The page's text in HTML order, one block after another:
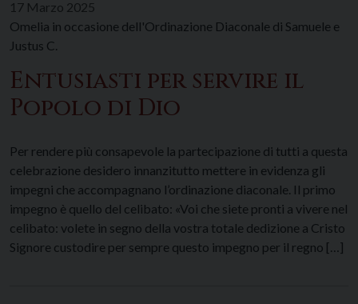
17 Marzo 2025
Omelia in occasione dell'Ordinazione Diaconale di Samuele e
Justus C.
Entusiasti per servire il
Popolo di Dio
Per rendere più consapevole la partecipazione di tutti a questa
celebrazione desidero innanzitutto mettere in evidenza gli
impegni che accompagnano l’ordinazione diaconale. Il primo
impegno è quello del celibato: «Voi che siete pronti a vivere nel
celibato: volete in segno della vostra totale dedizione a Cristo
Signore custodire per sempre questo impegno per il regno […]